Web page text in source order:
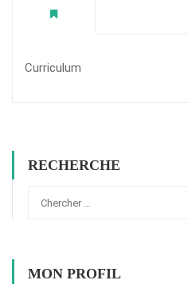
Curriculum
RECHERCHE
MON PROFIL